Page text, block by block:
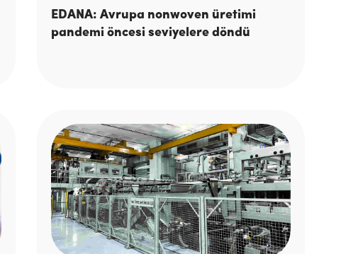
EDANA: Avrupa nonwoven üretimi
pandemi öncesi seviyelere döndü